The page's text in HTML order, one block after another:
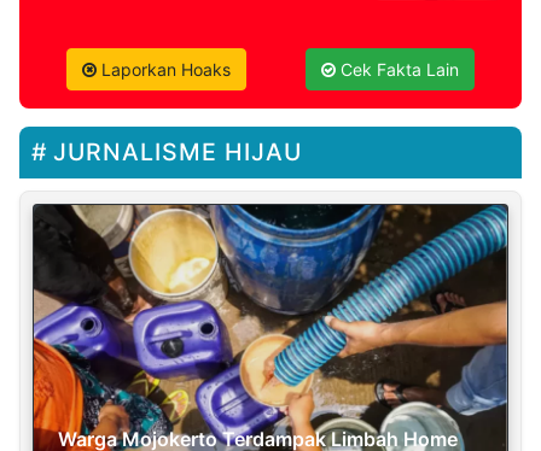
Laporkan Hoaks Cek Fakta Lain
JURNALISME HIJAU
Warga Mojokerto Terdampak Limbah Home